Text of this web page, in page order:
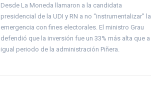
Desde La Moneda llamaron a la candidata
presidencial de la UDI y RN a no “instrumentalizar” la
emergencia con fines electorales. El ministro Grau
defendió que la inversión fue un 33% más alta que a
igual periodo de la administración Piñera.